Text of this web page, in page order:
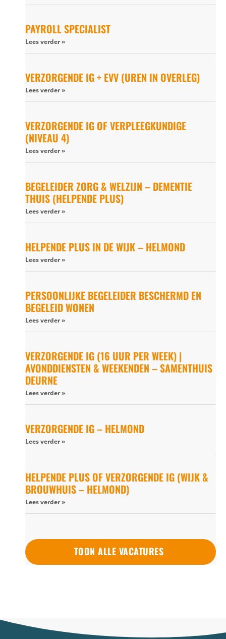
PAYROLL SPECIALIST
Lees verder »
VERZORGENDE IG + EVV (UREN IN OVERLEG)
Lees verder »
VERZORGENDE IG OF VERPLEEGKUNDIGE
(NIVEAU 4)
Lees verder »
BEGELEIDER ZORG & WELZIJN – DEMENTIE
THUIS (HELPENDE PLUS)
Lees verder »
HELPENDE PLUS IN DE WIJK – HELMOND
Lees verder »
PERSOONLIJKE BEGELEIDER BESCHERMD EN
BEGELEID WONEN
Lees verder »
VERZORGENDE IG (16 UUR PER WEEK) |
AVONDDIENSTEN & WEEKENDEN – SAMENTHUIS
DEURNE
Lees verder »
VERZORGENDE IG – HELMOND
Lees verder »
HELPENDE PLUS OF VERZORGENDE IG (WIJK &
BROUWHUIS – HELMOND)
Lees verder »
TOON ALLE VACATURES